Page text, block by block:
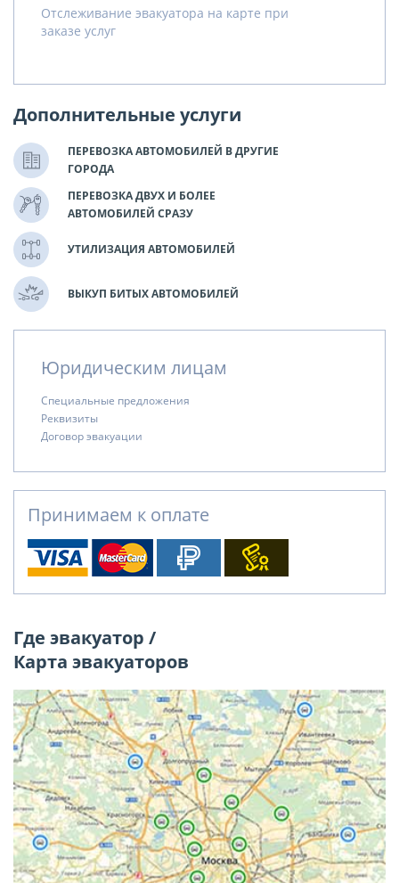
Отслеживание эвакуатора на карте при
заказе услуг
Дополнительные услуги
ПЕРЕВОЗКА АВТОМОБИЛЕЙ В ДРУГИЕ
ГОРОДА
ПЕРЕВОЗКА ДВУХ И БОЛЕЕ
АВТОМОБИЛЕЙ СРАЗУ
УТИЛИЗАЦИЯ АВТОМОБИЛЕЙ
ВЫКУП БИТЫХ АВТОМОБИЛЕЙ
Юридическим лицам
Специальные предложения
Реквизиты
Договор эвакуации
Принимаем к оплате
Где эвакуатор /
Карта эвакуаторов